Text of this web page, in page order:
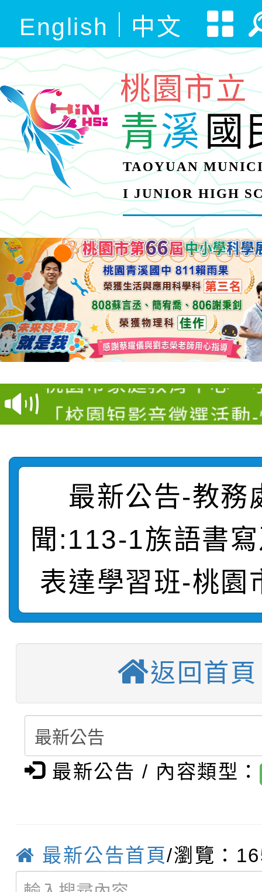
English 中文
桃園市立
青溪國
TAOYUAN
I JUNIOR HIGH
【甄選結果(第11招)】
學年度第1學期第7次代
結果(第11招)
【甄選結果(第3招)】
學年度第1學期第9次代
結果(第3招)
桃園市家庭教育中心「
程資訊」、「暑期親子
站幸福系列講座及成長
報，惠請貴機關(學校)
宣導。
「校園短影音徵選活動
結果
【甄選結果(第10招)】
學年度第1學期第7次代
結果(第10招)
【甄選結果(第2招)】
學年度第1學期第9次代
轉知：本市公務人員協
計畫」1 份，請踴躍報
權責核予出席人員公(
學年度第1學期第7次
結果(第11招)
【甄選結果(第3招)】
學年度第1學期第9次代
結果(第3招)
桃園市家庭教育中心「
程資訊」、「暑期親子
「祖孫樂淘桃」、「愛
報，惠請貴機關(學校)
「校園短影音徵選活動
員」簡章及活動海報，
115學年度新生訓練注
學年度第1學期第7次代
【甄選結果(第2招)】
最新公告-教務
聞:113-1族語書
表達學習班-桃園
返回首頁
最新公告 / 內容類型：
最新公告首頁/瀏覽：